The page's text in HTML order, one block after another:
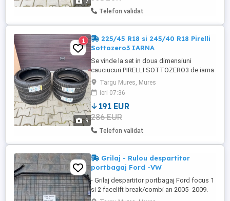
Telefon validat
9
1
225/45 R18 si 245/40 R18 Pirelli
Sottozero3 IARNA
Se vinde la set in doua dimensiuni
cauciucuri PIRELLI SOTTOZERO3 de iarna
NOI NOUTE nerulate cu DOT 37/2017!!!
225/45 R18 si 245/40 R18 Asigur transport
in oras si limitrof!!! Pret FIX pentru tot
setul!!!! 0️⃣7️⃣4️⃣2️⃣7️⃣7️⃣6️⃣4️⃣2️⃣7️⃣
Targu Mures, Mures
ieri 07:36
191 EUR
286 EUR
Telefon validat
Grilaj - Rulou despartitor
portbagaj Ford -VW
- Grilaj despartitor portbagaj Ford focus 1
si 2 facelift break/combi an 2005- 2009.
Fára defecte = 100lei - Rulou - plasa